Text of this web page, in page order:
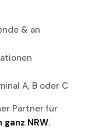
& an
A, B oder C
Partner für
NRW.